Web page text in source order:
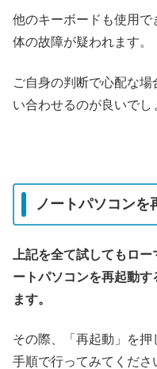
他のキーボードも使用
体の故障が疑われます。
ご自身の判断で心配な
い合わせるのが良いでし
ノートパソコンを
上記を全て試してもロ
ートパソコンを再起動
ます。
その際、「再起動」を
手順で行ってみてくださ